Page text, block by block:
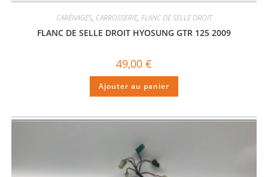
CARÉNAGES, CARROSSERIE, FLANC DE SELLE DROIT
FLANC DE SELLE DROIT HYOSUNG GTR 125 2009
49,00 €
Ajouter au panier